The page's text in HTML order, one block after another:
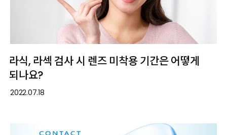
라식, 라섹 검사 시 렌즈 미착용 기간은 어떻게
되나요?
2022.07.18